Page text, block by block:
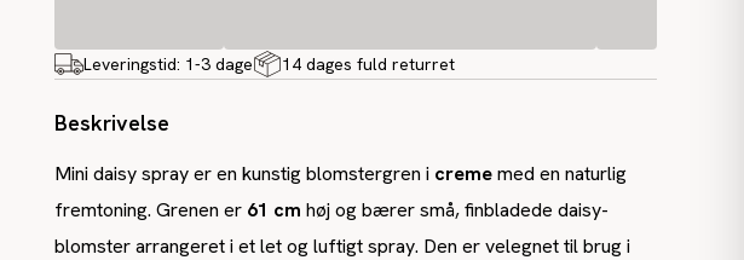
Leveringstid: 1-3 dage 14 dages fuld returret
Beskrivelse
Mini daisy spray er en kunstig blomstergren i crememed en naturlig
fremtoning. Grenen er 61 cm høj og bærer små, finbladede daisy-
blomster arrangeret i et let og luftigt spray. Den er velegnet til brug i